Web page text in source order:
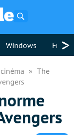
Windows >
The